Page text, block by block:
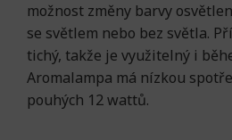
možnost změny barvy
se světlem nebo bez světla.
tichý, takže je využitelný i
Aromalampa má nízkou
pouhých 12 wattů.